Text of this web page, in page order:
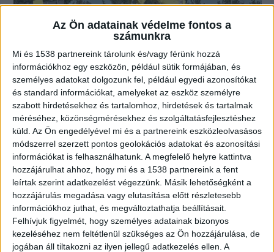
Az Ön adatainak védelme fontos a
számunkra
Mi és 1538 partnereink tárolunk és/vagy férünk hozzá
információkhoz egy eszközön, például sütik formájában, és
személyes adatokat dolgozunk fel, például egyedi azonosítókat
és standard információkat, amelyeket az eszköz személyre
szabott hirdetésekhez és tartalomhoz, hirdetések és tartalmak
méréséhez, közönségmérésekhez és szolgáltatásfejlesztéshez
küld. Az Ön engedélyével mi és a partnereink eszközleolvasásos
módszerrel szerzett pontos geolokációs adatokat és azonosítási
információkat is felhasználhatunk. A megfelelő helyre kattintva
hozzájárulhat ahhoz, hogy mi és a 1538 partnereink a fent
leírtak szerint adatkezelést végezzünk. Másik lehetőségként a
hozzájárulás megadása vagy elutasítása előtt részletesebb
információkhoz juthat, és megváltoztathatja beállításait.
Felhívjuk figyelmét, hogy személyes adatainak bizonyos
kezeléséhez nem feltétlenül szükséges az Ön hozzájárulása, de
jogában áll tiltakozni az ilyen jellegű adatkezelés ellen. A
Halálos baleset Sárvárnál: egy
ember meghalt, többen súlyosan
megsérültek
2026.07.22. 18:46
Kisteherautó és kisbusz ütközött frontálisan a 84-es
főúton, Sárvár térségében, a 65-ös és 66-os...